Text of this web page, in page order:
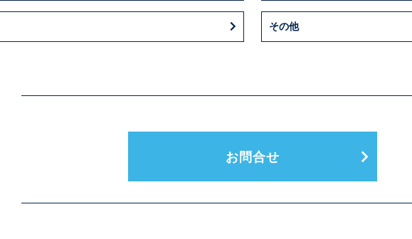
その他
お問合せ